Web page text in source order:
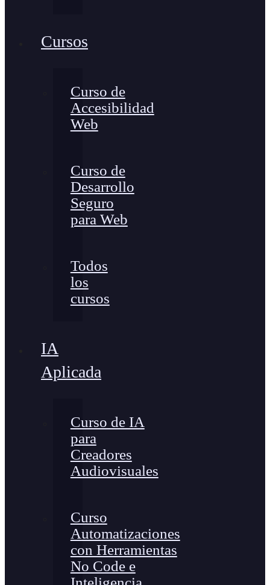
Cursos
Curso de
Accesibilidad
Web
Curso de
Desarrollo
Seguro
para Web
Todos
los
cursos
IA
Aplicada
Curso de IA
para
Creadores
Audiovisuales
Curso
Automatizaciones
con Herramientas
No Code e